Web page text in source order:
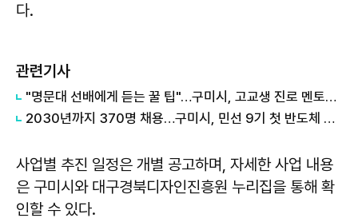
다.
관련기사
"명문대 선배에게 듣는 꿀 팁"…구미시, 고교생 진로 멘토링 실시
2030년까지 370명 채용…구미시, 민선 9기 첫 반도체 소부장 대형 투자 결실
사업별 추진 일정은 개별 공고하며, 자세한 사업 내용
은 구미시와 대구경북디자인진흥원 누리집을 통해 확
인할 수 있다.